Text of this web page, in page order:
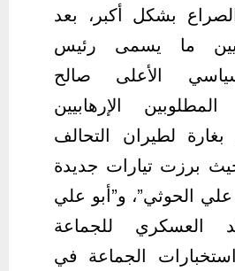
بشكل أكبر، بعد
ما يسمى رئيس
الأعلى صالح
الإرهابيين
لطيران التحالف
برزت تيارات جديدة
الحوثي”، و”أبو علي
العسكري للجماعة
الجماعة في